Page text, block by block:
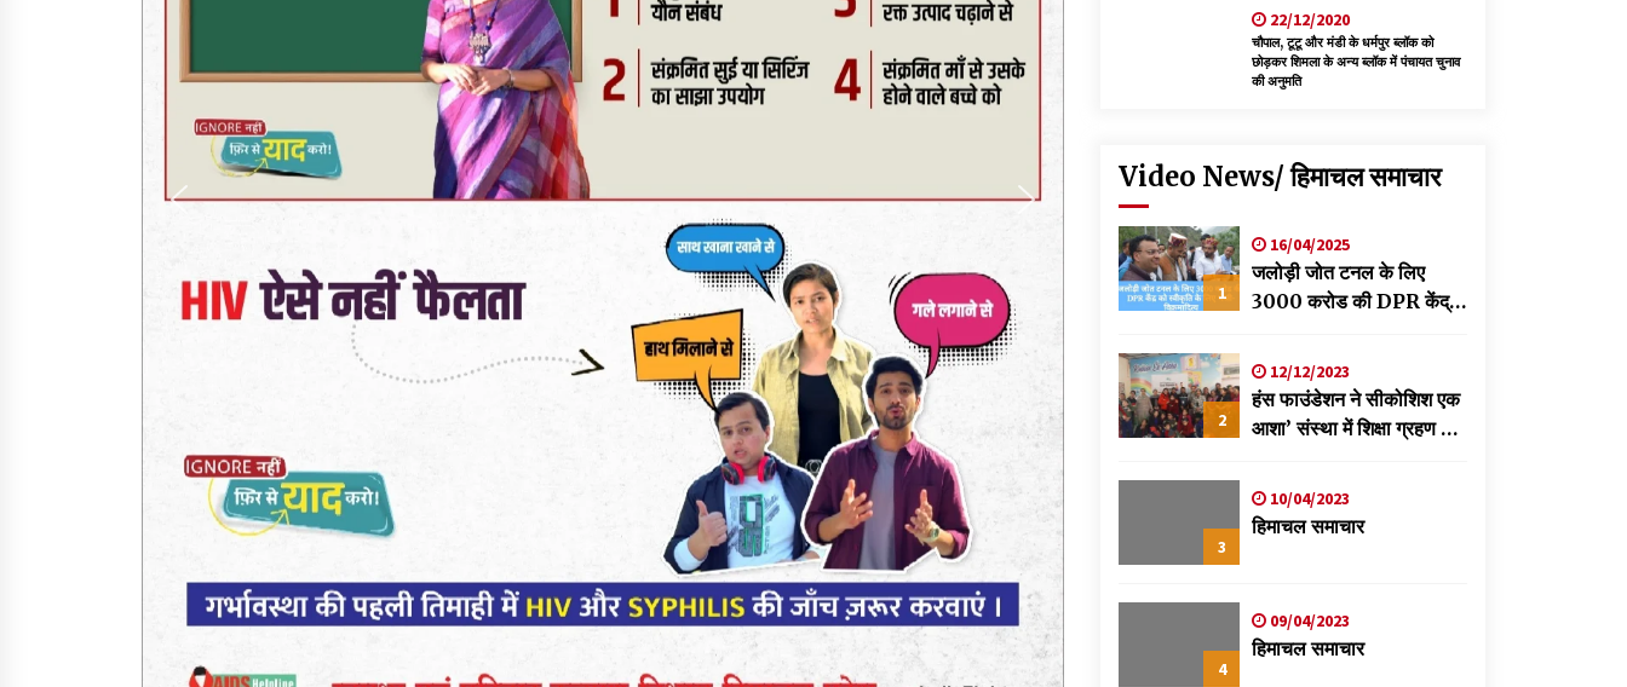
22/12/2020
चौपाल, टूटू और मंडी के धर्मपुर ब्लॉक को
छोड़कर शिमला के अन्य ब्लॉक में पंचायत चुनाव
की अनुमति
Video News/ हिमाचल समाचार
1
16/04/2025
जलोड़ी जोत टनल के लिए
3000 करोड की DPR केंद्र
विक्रमादित्य
2
12/12/2023
हंस फाउंडेशन ने सीकोशिश एक
आशा’ संस्था में शिक्षा ग्रहण कर
स्वास्थ्य शिविर
3
10/04/2023
हिमाचल समाचार
4
09/04/2023
हिमाचल समाचार